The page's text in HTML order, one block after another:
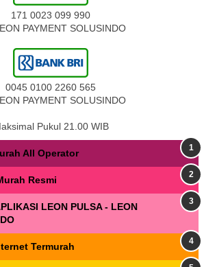
171 0023 099 990
PAYMENT SOLUSINDO
0045 0100 2260 565
PAYMENT SOLUSINDO
Pukul 21.00 WIB
All Operator
Resmi
LEON PULSA - LEON
Termurah